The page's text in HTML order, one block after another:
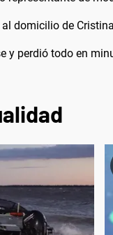
domicilio de
y perdió todo en